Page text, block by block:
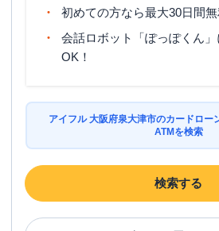
初めての方なら最大30日間無
会話ロボット「ぽっぽくん
OK！
アイフル 大阪府泉大津市のカードロー
ATMを検索
検索する